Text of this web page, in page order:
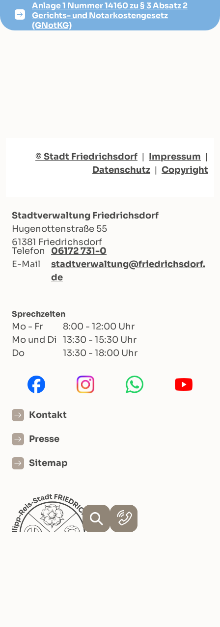
Anlage 1 Nummer 14160 zu § 3 Absatz 2
Gerichts- und Notarkostengesetz
(GNotKG)
© Stadt Friedrichsdorf | Impressum |
Datenschutz | Copyright
Stadtverwaltung Friedrichsdorf
Hugenottenstraße 55
61381 Friedrichsdorf
Telefon
06172 731-0
E-Mail
stadtverwaltung@friedrichsdorf.
de
Sprechzeiten
Mo - Fr
8:00 - 12:00 Uhr
Mo und Di
13:30 - 15:30 Uhr
Do
13:30 - 18:00 Uhr
Kontakt
Presse
Sitemap